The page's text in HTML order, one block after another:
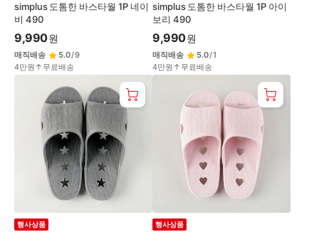
simplus 도톰한 바스타월 1P 네이
비 490
9,990원
매직배송 5.0/9
4만원↑무료배송
simplus 도톰한 바스타월 1P 아이
보리 490
9,990원
매직배송 5.0/1
4만원↑무료배송
행사상품 행사상품